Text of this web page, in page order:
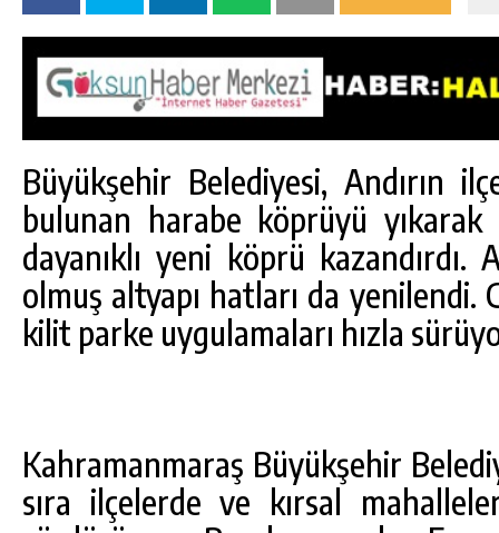
Büyükşehir Belediyesi, Andırın
bulunan harabe köprüyü
dayanıklı yeni köprü kazandırdı.
olmuş altyapı hatları da yenilendi.
kilit parke uygulamaları hızla
Kahramanmaraş Büyükşehir
sıra ilçelerde ve kırsal